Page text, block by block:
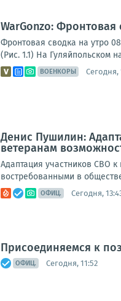
WarGonzo: Фронтовая
Фронтовая сводка на утро
(Рис. 1.1) На Гуляйпольском
ВОЕНКОРЫ Сегодня,
Денис Пушилин:
ветеранам
Адаптация участников СВО
востребованными в
ОФИЦ. Сегодня,
Присоединяемся к
ОФИЦ. Сегодня, 11:52